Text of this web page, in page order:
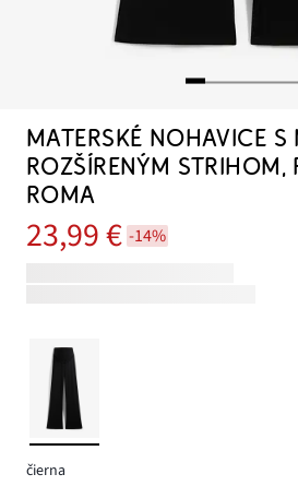
MATERSKÉ NOHAVICE S
ROZŠÍRENÝM STRIHOM,
ROMA
23,99 € -14%
čierna